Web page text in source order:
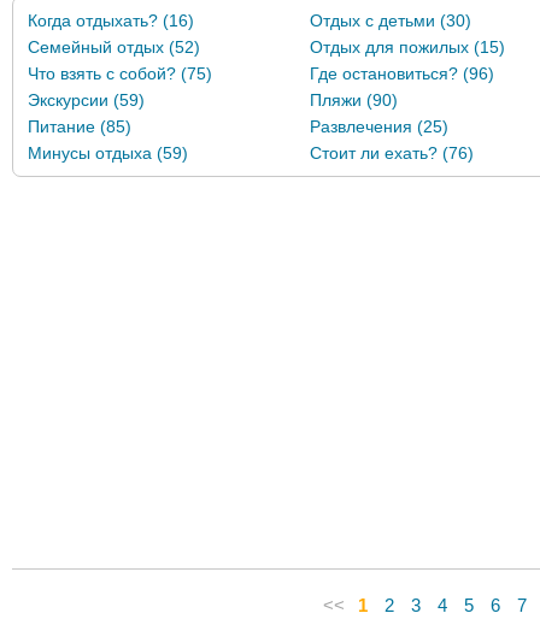
Когда отдыхать? (16)
Отдых с детьми (30)
Семейный отдых (52)
Отдых для пожилых (15)
Что взять с собой? (75)
Где остановиться? (96)
Экскурсии (59)
Пляжи (90)
Питание (85)
Развлечения (25)
Минусы отдыха (59)
Стоит ли ехать? (76)
<< 1 2 3 4 5 6 7